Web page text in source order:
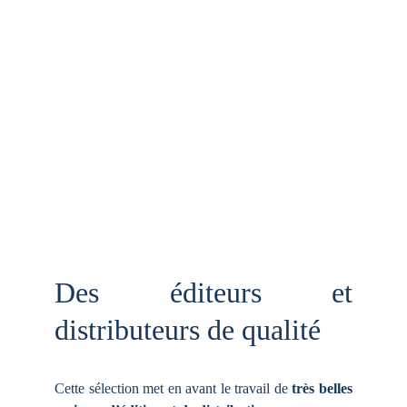
Des éditeurs et
distributeurs de qualité
Cette sélection met en avant le travail detrès belles